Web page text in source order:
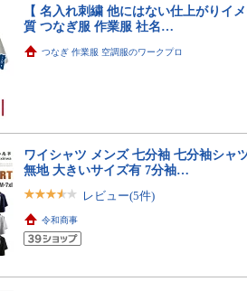
【 名入れ刺繍 他にはない仕上がりイ
質 つなぎ服 作業服 社名…
つなぎ 作業服 空調服のワークプロ
ワイシャツ メンズ 七分袖 七分袖シャ
無地 大きいサイズ有 7分袖…
レビュー(5件)
令和商事